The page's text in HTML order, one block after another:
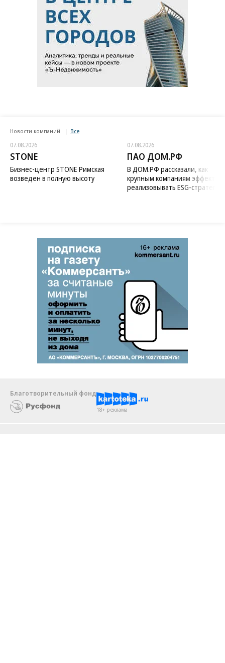
Новости компаний Все
07.08.2026
STONE
Бизнес-центр STONE Римская
возведен в полную высоту
07.08.2026
ПАО ДОМ.РФ
В ДОМ.РФ рассказали, как
крупным компаниям
реализовывать ESG-стратегию
Благотворительный фонд
18+ реклама